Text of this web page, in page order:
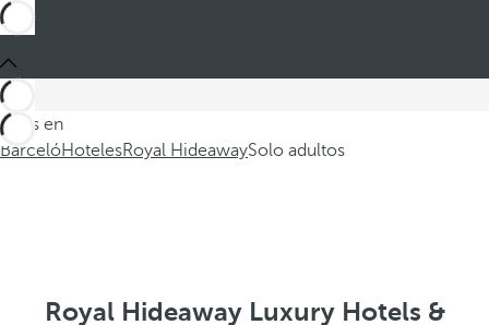
Estás en
BarcelóHotelesRoyal HideawaySolo adultos
Royal Hideaway Luxury Hotels &